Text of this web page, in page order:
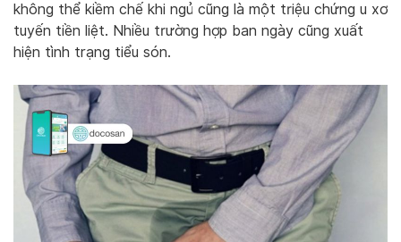
không thể kiềm chế khi ngủ cũng là một triệu chứng u xơ
tuyến tiền liệt. Nhiều trường hợp ban ngày cũng xuất
hiện tình trạng tiểu són.